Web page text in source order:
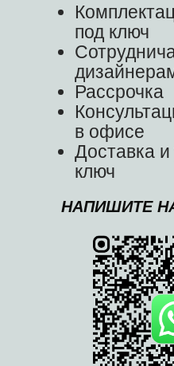
под ключ
Рассрочка
в офисе
Доставка и
ключ
НАПИШИТЕ